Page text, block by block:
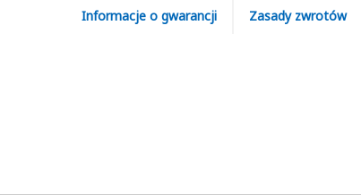
Informacje o gwarancji Zasady zwrotów